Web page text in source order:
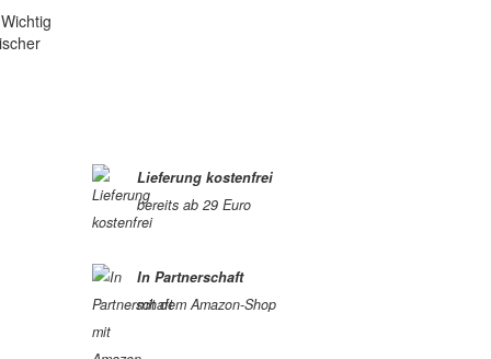
Lieferung kostenfrei
bereits ab 29 Euro
In Partnerschaft
mit dem Amazon-Shop